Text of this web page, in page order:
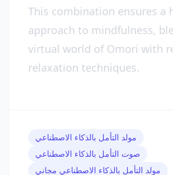
This combination ensures a
approach to mindfulness,
virtual world of Omori with
relaxation techniques.
مولد التأمل بالذكاء الاصطناعي
صوت التأمل بالذكاء الاصطناعي
مولد التأمل بالذكاء الاصطناعي مجاني